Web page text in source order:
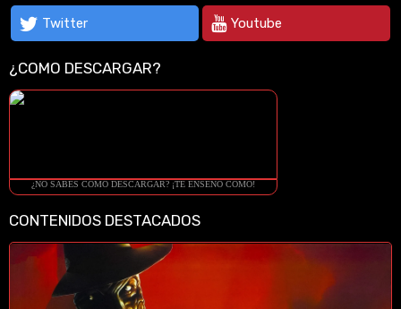
Twitter Youtube
¿COMO DESCARGAR?
¿NO SABES COMO DESCARGAR? ¡TE ENSEÑO COMO!
CONTENIDOS DESTACADOS